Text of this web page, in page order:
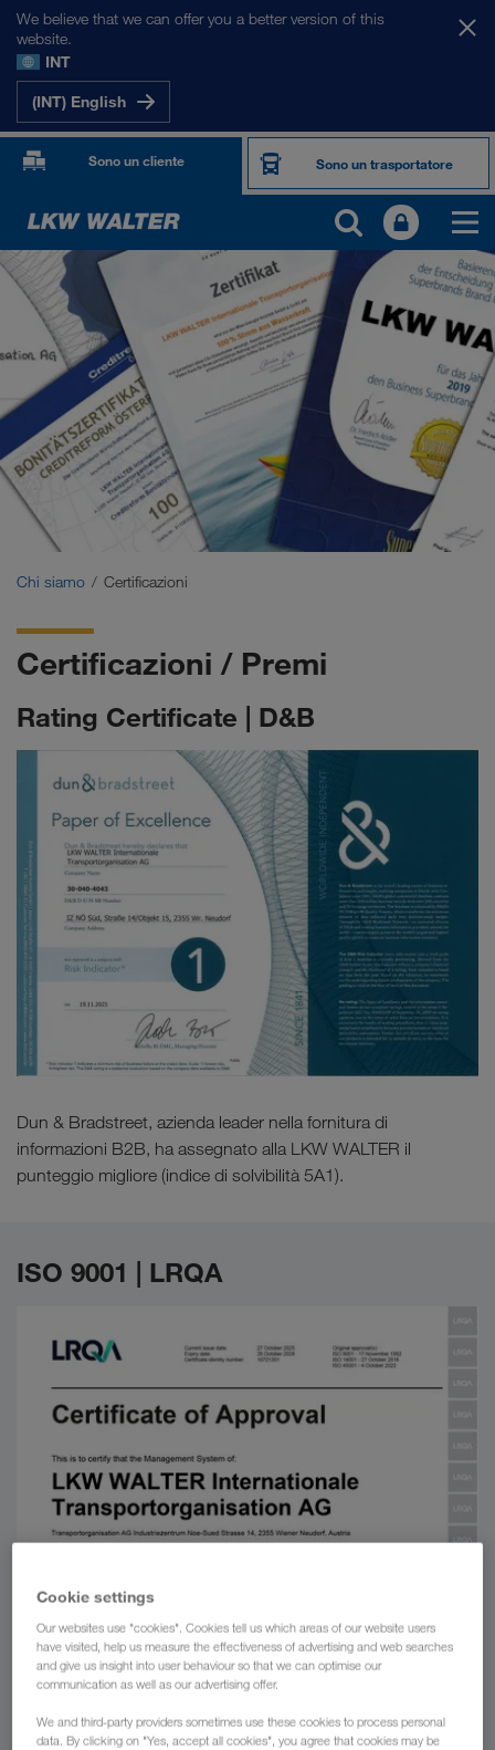
We believe that we can offer you a better version of this
website.
INT
(INT) English
Sono un cliente Sono un trasportatore
CHI SIAMO
Informazioni sulla società
SHEQ-Management
Responsabilità sociale
Certificazioni
Compliance
WALTER GROUP
Offerte di lavoro e carriera
Chi siamo Certificazioni
Certificazioni / Premi
Rating Certificate | D&B
Dun & Bradstreet, azienda leader nella fornitura di
informazioni B2B, ha assegnato alla LKW WALTER il
punteggio migliore (indice di solvibilità 5A1).
ISO 9001 | LRQA
Cookie settings
Our websites use "cookies". Cookies tell us which areas of our website users
have visited, help us measure the effectiveness of advertising and web searches
and give us insight into user behaviour so that we can optimise our
communication as well as our advertising offer.
We and third-party providers sometimes use these cookies to process personal
data. By clicking on "Yes, accept all cookies", you agree that cookies may be